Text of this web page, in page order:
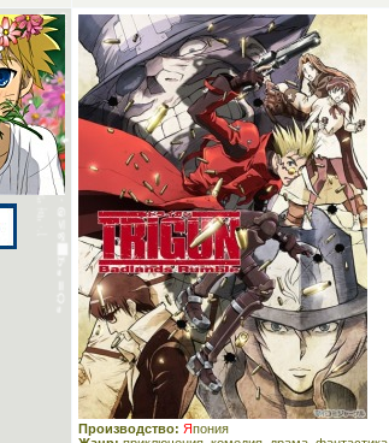
Производство: Япония